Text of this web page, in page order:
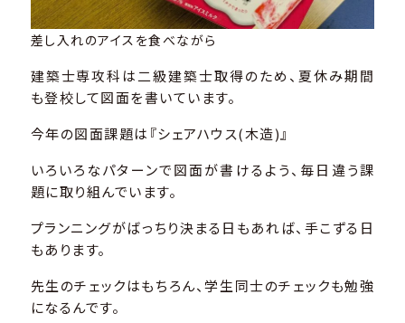
差し入れのアイスを食べながら
建築士専攻科は二級建築士取得のため、夏休み期間
も登校して図面を書いています。
今年の図面課題は『シェアハウス(木造)』
いろいろなパターンで図面が書けるよう、毎日違う課
題に取り組んでいます。
プランニングがばっちり決まる日もあれば、手こずる日
もあります。
先生のチェックはもちろん、学生同士のチェックも勉強
になるんです。